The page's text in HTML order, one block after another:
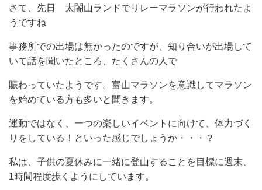
さて、先日 太閤山ランドでリレーマラソンが行われたよ
うですね
事務所での出場は無かったのですが、知り合いが出場して
いて話を聞いたところ、たくさんの人で
賑わっていたようです。富山マラソンを意識してマラソン
を始めている方も多いと聞きます。
運動ではなく、一つの楽しいイベントに向けて、体力づく
りをしている！といった感じでしょうか・・・？
私は、子供の夏休みに一緒に登山することを目標に週末、
1時間程度歩くようにしています。